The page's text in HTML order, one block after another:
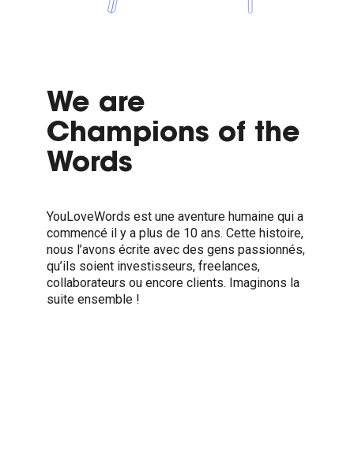
We are
Champions of the
Words
YouLoveWords est une aventure humaine qui a
commencé il y a plus de 10 ans. Cette histoire,
nous l’avons écrite avec des gens passionnés,
qu’ils soient investisseurs, freelances,
collaborateurs ou encore clients. Imaginons la
suite ensemble !